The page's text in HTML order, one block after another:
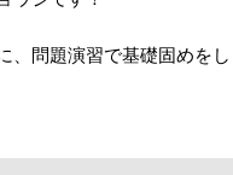
問題演習で基礎固めをし